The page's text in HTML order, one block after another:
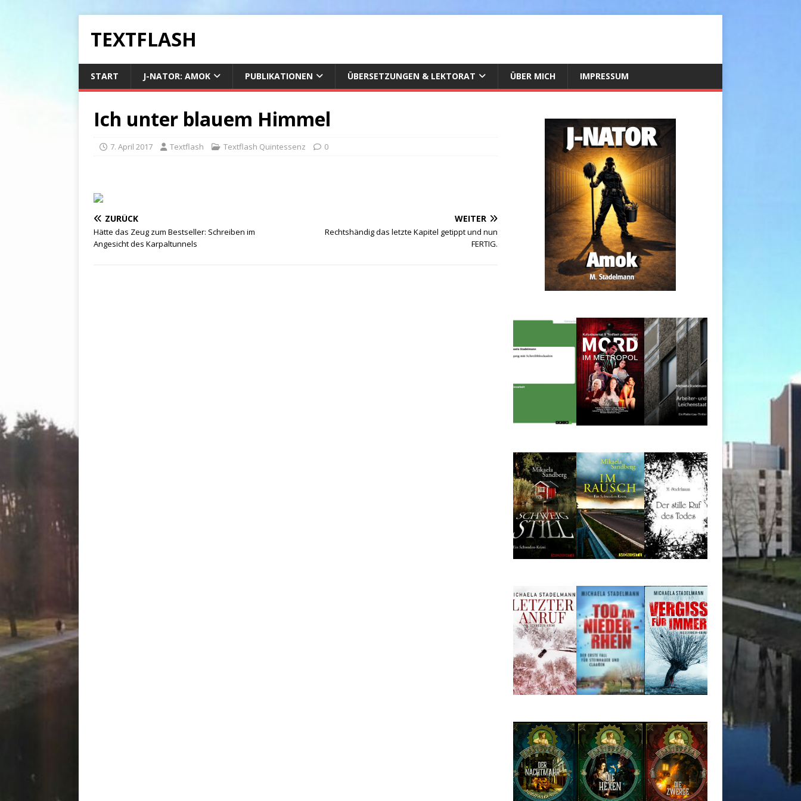
TEXTFLASH
START J-NATOR: AMOK PUBLIKATIONEN ÜBERSETZUNGEN & LEKTORAT ÜBER MICH IMPRESSUM
Ich unter blauem Himmel
7. April 2017 Textflash Textflash Quintessenz 0
ZURÜCK
Hätte das Zeug zum Bestseller: Schreiben im
Angesicht des Karpaltunnels
WEITER
Rechtshändig das letzte Kapitel getippt und nun
FERTIG.